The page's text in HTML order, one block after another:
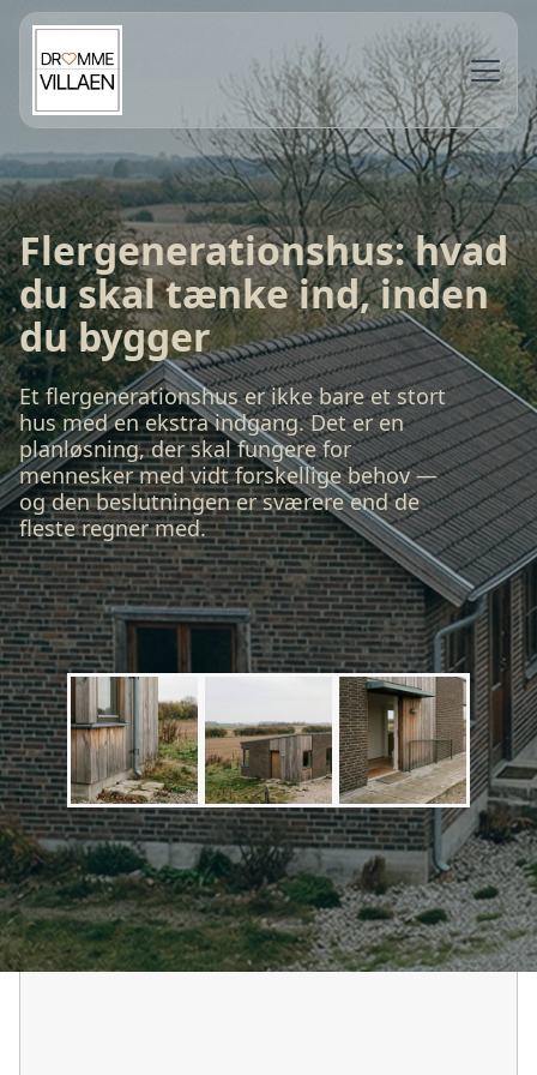
Flergenerationshus: hvad
du skal tænke ind, inden
du bygger
Et flergenerationshus er ikke bare et stort
hus med en ekstra indgang. Det er en
planløsning, der skal fungere for
mennesker med vidt forskellige behov —
og den beslutningen er sværere end de
fleste regner med.